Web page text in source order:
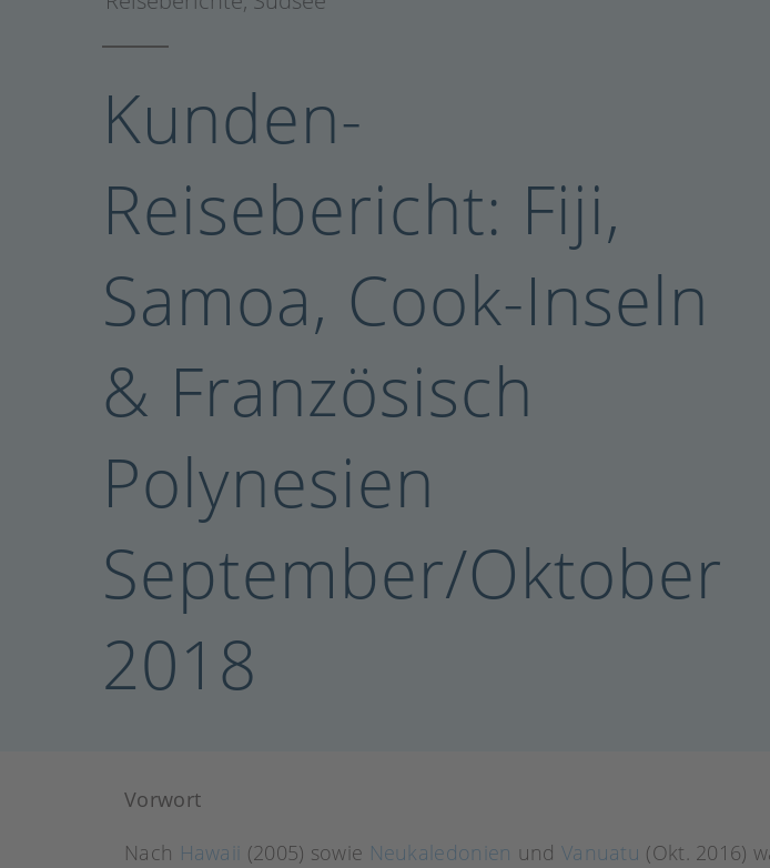
Kunden-
Reisebericht: Fiji,
Samoa, Cook-Inseln
& Französisch
Polynesien
September/Oktober
2018
Vorwort
Nach Hawaii (2005) sowie Neukaledonien und Vanuatu (Okt. 2016)